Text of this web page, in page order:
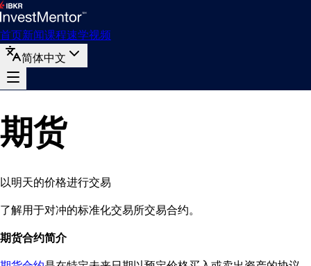
首页新闻课程速学视频
简体中文
期货
以明天的价格进行交易
了解用于对冲的标准化交易所交易合约。
期货合约简介